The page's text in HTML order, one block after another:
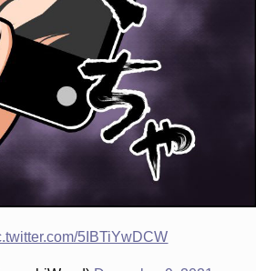
5IBTiYwDCW